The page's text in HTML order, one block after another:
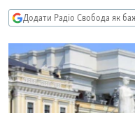
пошуку
УКРАЇНА
СВІТ
ТИ ЯК?
СХЕМИ
КИТАЙ.ВИКЛИКИ
МУЛЬТИМЕДІА
Додати Радіо Свобода як